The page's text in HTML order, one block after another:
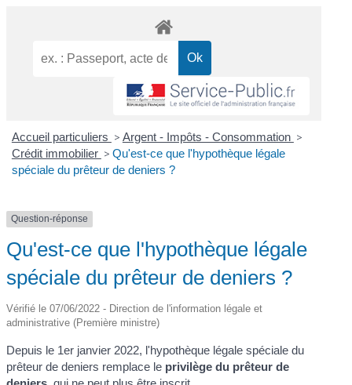
Accueil particuliers > Argent - Impôts - Consommation >
Crédit immobilier > Qu'est-ce que l'hypothèque légale
spéciale du prêteur de deniers ?
Question-réponse
Qu'est-ce que l'hypothèque légale
spéciale du prêteur de deniers ?
Vérifié le 07/06/2022 - Direction de l'information légale et
administrative (Première ministre)
Depuis le 1er janvier 2022, l'hypothèque légale spéciale du
prêteur de deniers remplace le privilège du prêteur de